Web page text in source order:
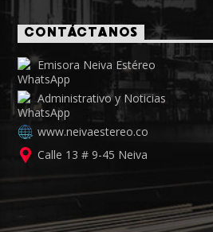
CONTÁCTANOS
Emisora Neiva Estéreo
Administrativo y Noticias
www.neivaestereo.co
Calle 13 # 9-45 Neiva